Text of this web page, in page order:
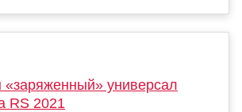
«заряженный» универсал
RS 2021